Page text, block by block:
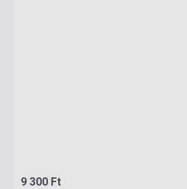
9 300 Ft